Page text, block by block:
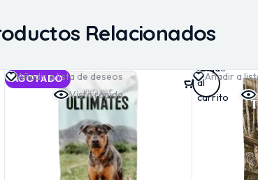
Relacionados
AGOTADO
Añadir a lista de deseos
Vista rápida
Añadir a
Añadir
al
carrito